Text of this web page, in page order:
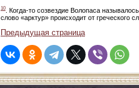
10
. Когда-то созвездие Волопаса
слово «арктур» происходит от греческого
Предыдущая страница